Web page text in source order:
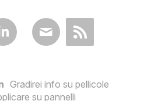
Gradirei info su pellicole
su pannelli